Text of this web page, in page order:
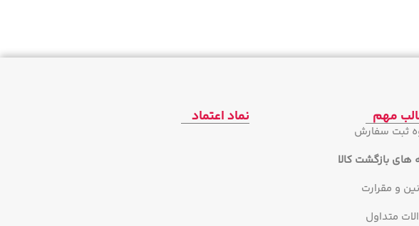
مهم
ثبت سفارش
های بازگشت کالا
و مقرارت
متداول
نماد اعتماد